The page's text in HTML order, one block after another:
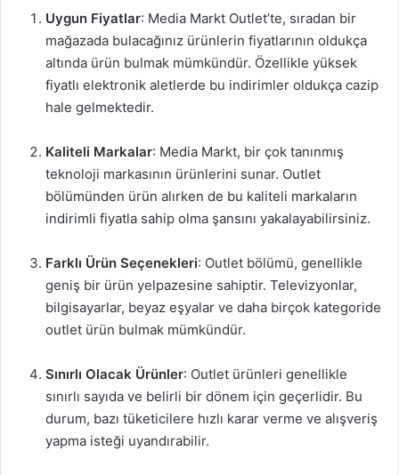
Uygun Fiyatlar: Media Markt Outlet’te, sıradan bir
mağazada bulacağınız ürünlerin fiyatlarının oldukça
altında ürün bulmak mümkündür. Özellikle yüksek
fiyatlı elektronik aletlerde bu indirimler oldukça cazip
hale gelmektedir.
Kaliteli Markalar: Media Markt, bir çok tanınmış
teknoloji markasının ürünlerini sunar. Outlet
bölümünden ürün alırken de bu kaliteli markaların
indirimli fiyatla sahip olma şansını yakalayabilirsiniz.
Farklı Ürün Seçenekleri: Outlet bölümü, genellikle
geniş bir ürün yelpazesine sahiptir. Televizyonlar,
bilgisayarlar, beyaz eşyalar ve daha birçok kategoride
outlet ürün bulmak mümkündür.
Sınırlı Olacak Ürünler: Outlet ürünleri genellikle
sınırlı sayıda ve belirli bir dönem için geçerlidir. Bu
durum, bazı tüketicilere hızlı karar verme ve alışveriş
yapma isteği uyandırabilir.